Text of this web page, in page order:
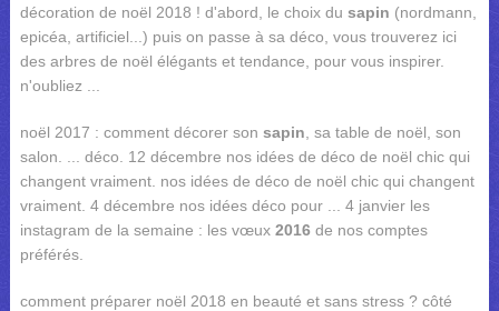
décoration de noël 2018 ! d'abord, le choix du sapin (nordmann,
epicéa, artificiel...) puis on passe à sa déco, vous trouverez ici
des arbres de noël élégants et tendance, pour vous inspirer.
n'oubliez ...
noël 2017 : comment décorer son sapin , sa table de noël, son
salon. ... déco. 12 décembre nos idées de déco de noël chic qui
changent vraiment. nos idées de déco de noël chic qui changent
vraiment. 4 décembre nos idées déco pour ... 4 janvier les
instagram de la semaine : les vœux 2016de nos comptes
préférés.
comment préparer noël 2018 en beauté et sans stress ? côté